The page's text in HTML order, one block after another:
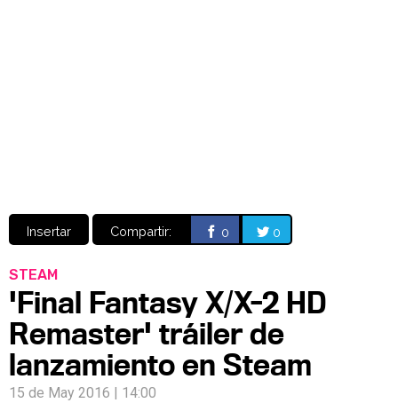
Insertar Compartir: 0 0
STEAM
'Final Fantasy X/X-2 HD
Remaster' tráiler de
lanzamiento en Steam
15 de May 2016 | 14:00